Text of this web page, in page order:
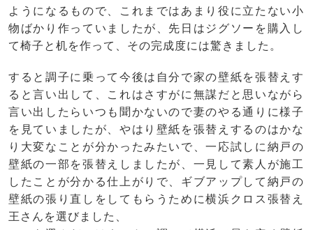
ようになるもので、これまではあまり役に立たない小
物ばかり作っていましたが、先日はジグソーを購入し
て椅子と机を作って、その完成度には驚きました。
すると調子に乗って今後は自分で家の壁紙を張替えす
ると言い出して、これはさすがに無謀だと思いながら
言い出したらいつも聞かないので妻のやる通りに様子
を見ていましたが、やはり壁紙を張替えするのはかな
り大変なことが分かったみたいで、一応試しに納戸の
壁紙の一部を張替えしましたが、一見して素人が施工
したことが分かる仕上がりで、ギブアップして納戸の
壁紙の張り直しをしてもらうために横浜クロス張替え
王さんを選びました、